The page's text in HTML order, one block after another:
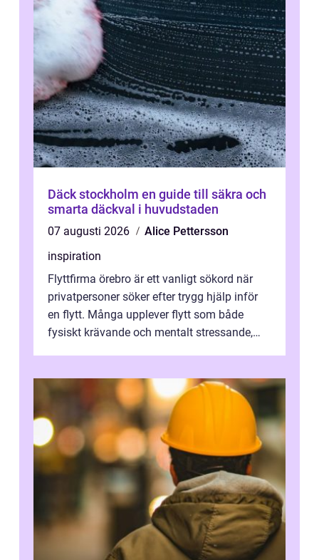
Däck stockholm en guide till säkra och
smarta däckval i huvudstaden
07 augusti 2026
Alice Pettersson
inspiration
Flyttfirma örebro är ett vanligt sökord när
privatpersoner söker efter trygg hjälp inför
en flytt. Många upplever flytt som både
fysiskt krävande och mentalt stressande,